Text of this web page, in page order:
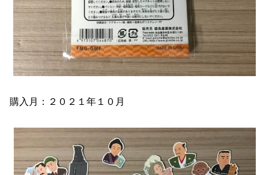
購入月：２０２１年１０月